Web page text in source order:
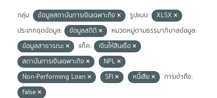
กลุ่ม: ข้อมูลสถาบันการเงินเฉพาะกิจ รูปแบบ:
XLSX
ประเภทชุดข้อมูล:
ข้อมูลสถิติ
หมวดหมู่ตามธรรมาภิบาลข้อมูล:
ข้อมูลสาธารณะ
แท็ค:
เงินให้สินเชื่อ
สถาบันการเงินเฉพาะกิจ
NPL
Non-Performing Loan
SFI หนี้เสีย
การเข้าถึง:
false